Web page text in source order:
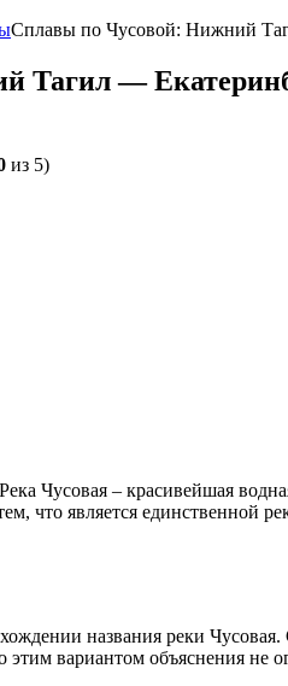
Сплавы по Чусовой: Нижний
Тагил —
из 5)
Река Чусовая – красивейшая
что является
названия реки
вариантом объяснения не